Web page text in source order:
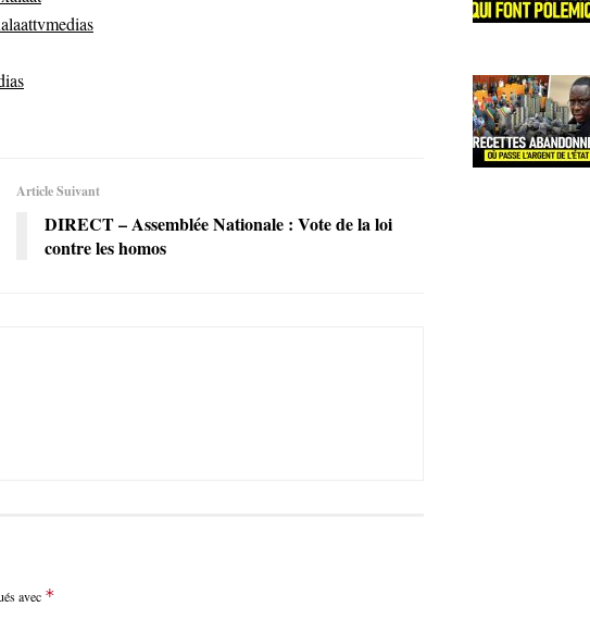
Article Suivant
DIRECT – Assemblée Nationale : Vote de la loi
contre les homos
avec *